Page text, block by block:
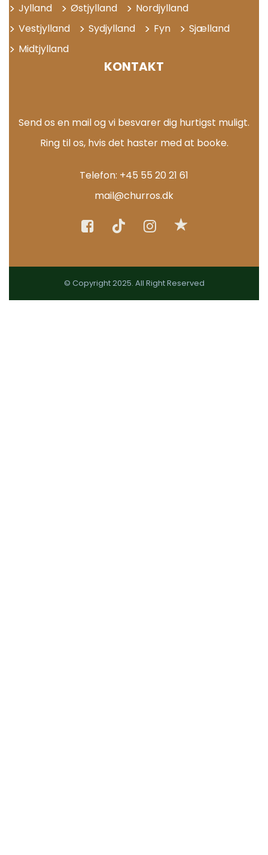
Jylland Østjylland
Nordjylland
Vestjylland
Sydjylland Fyn
Sjælland
Midtjylland
KONTAKT
Send os en mail og vi besvarer dig hurtigst muligt.
Ring til os, hvis det haster med at booke.
Telefon: +45 55 20 21 61
mail@churros.dk
© Copyright 2025. All Right Reserved